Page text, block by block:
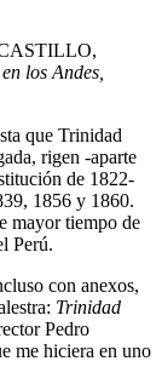
los Andes,
que Trinidad
rigen -aparte
de 1822-
1856 y 1860.
mayor tiempo de
Perú.
con anexos,
Trinidad
Pedro
me hiciera en uno